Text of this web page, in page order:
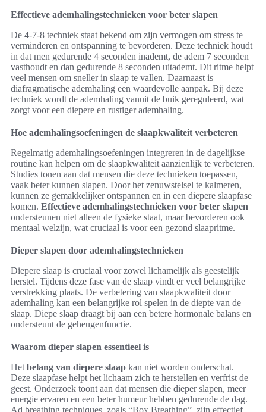
Effectieve ademhalingstechnieken voor beter slapen
De 4-7-8 techniek staat bekend om zijn vermogen om stress te
verminderen en ontspanning te bevorderen. Deze techniek houdt
in dat men gedurende 4 seconden inademt, de adem 7 seconden
vasthoudt en dan gedurende 8 seconden uitademt. Dit ritme helpt
veel mensen om sneller in slaap te vallen. Daarnaast is
diafragmatische ademhaling een waardevolle aanpak. Bij deze
techniek wordt de ademhaling vanuit de buik gereguleerd, wat
zorgt voor een diepere en rustiger ademhaling.
Hoe ademhalingsoefeningen de slaapkwaliteit verbeteren
Regelmatig ademhalingsoefeningen integreren in de dagelijkse
routine kan helpen om de slaapkwaliteit aanzienlijk te verbeteren.
Studies tonen aan dat mensen die deze technieken toepassen,
vaak beter kunnen slapen. Door het zenuwstelsel te kalmeren,
kunnen ze gemakkelijker ontspannen en in een diepere slaapfase
komen. Effectieve ademhalingstechnieken voor beter slapen
ondersteunen niet alleen de fysieke staat, maar bevorderen ook
mentaal welzijn, wat cruciaal is voor een gezond slaapritme.
Dieper slapen door ademhalingstechnieken
Diepere slaap is cruciaal voor zowel lichamelijk als geestelijk
herstel. Tijdens deze fase van de slaap vindt er veel belangrijke
verstrekking plaats. De verbetering van slaapkwaliteit door
ademhaling kan een belangrijke rol spelen in de diepte van de
slaap. Diepe slaap draagt bij aan een betere hormonale balans en
ondersteunt de geheugenfunctie.
Waarom dieper slapen essentieel is
Het belang van diepere slaap kan niet worden onderschat.
Deze slaapfase helpt het lichaam zich te herstellen en verfrist de
geest. Onderzoek toont aan dat mensen die dieper slapen, meer
energie ervaren en een beter humeur hebben gedurende de dag.